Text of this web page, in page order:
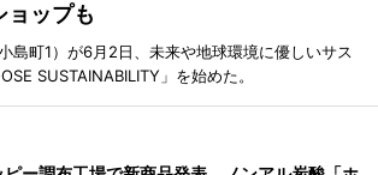
ョップも
島町1）が6月2日、未来や地球環境に優しいサス
SUSTAINABILITY」を始めた。